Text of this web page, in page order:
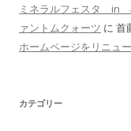
ミネラルフェスタ in
ァントムクォーツ に 首
ホームページをリニュ
カテゴリー